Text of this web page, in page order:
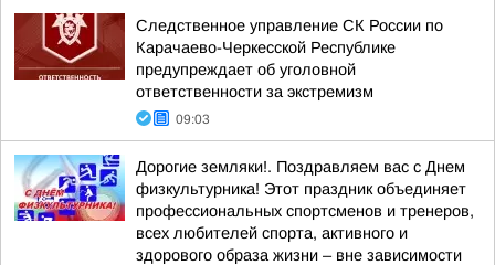
Следственное управление СК России по
Карачаево-Черкесской Республике
предупреждает об уголовной
ответственности за экстремизм
09:03
Дорогие земляки!. Поздравляем вас с Днем
физкультурника! Этот праздник объединяет
профессиональных спортсменов и тренеров,
всех любителей спорта, активного и
здорового образа жизни – вне зависимости